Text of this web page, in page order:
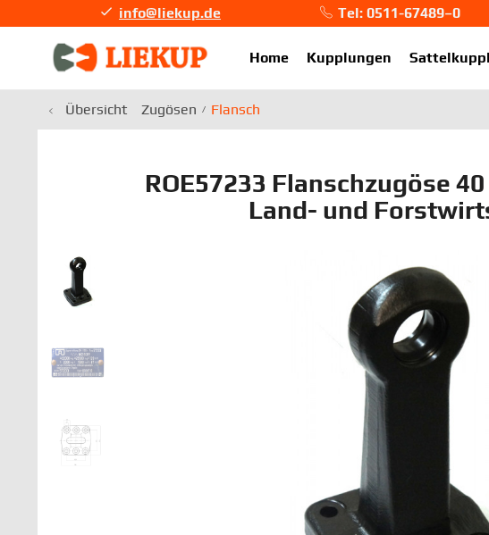
info@liekup.de
Tel: 0511-67489–0
Home
Kupplungen
Übersicht Zugösen Flansch
ROE57233 Flanschzugöse
Land- und